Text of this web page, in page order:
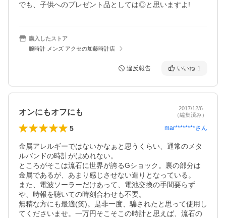
でも、子供へのプレゼント品としては◎と思いますよ!
購入したストア
腕時計 メンズ アクセの加藤時計店
違反報告 いいね 1
オンにもオフにも
2017/12/6
（編集済み）
5 mar********さん
金属アレルギーではないかなぁと思うくらい、通常のメタ
ルバンドの時計がはめれない。
ところがそこは流石に世界が誇るGショック。裏の部分は
金属であるが、あまり感じさせない造りとなっている。
また、電波ソーラーだけあって、電池交換の手間要らず
や、時報を聴いての時刻合わせも不要。
無精な方にも最適(笑)。是非一度、騙されたと思って使用し
てくださいませ。一万円そこそこの時計と思えば、流石の